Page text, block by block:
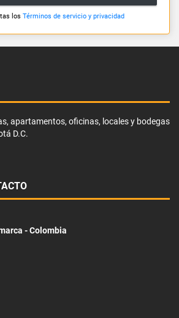
los Términos de servicio y privacidad
apartamentos, oficinas, locales y bodegas
D.C.
- Colombia